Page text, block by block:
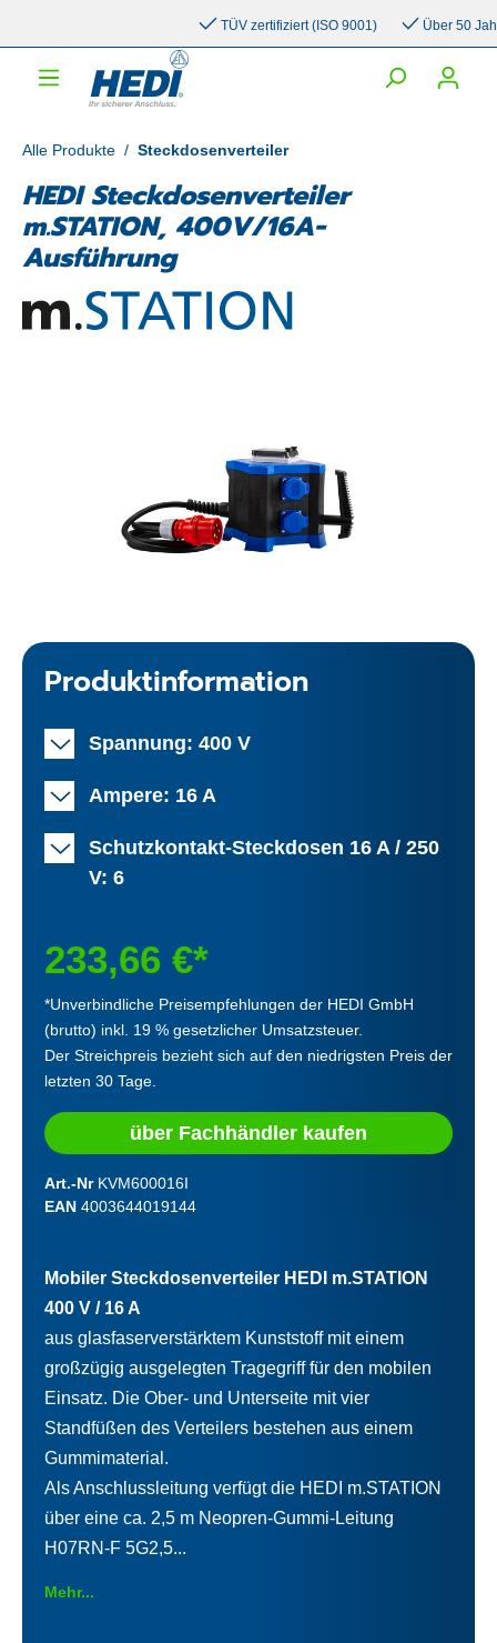
TÜV zertifiziert (ISO 9001) Über 50 Jahre
Alle Produkte / Steckdosenverteiler
HEDI Steckdosenverteiler
m.STATION, 400V/16A-
Ausführung
Produktinformation
Spannung: 400 V
Ampere: 16 A
Schutzkontakt-Steckdosen 16 A / 250
V: 6
233,66 €*
*Unverbindliche Preisempfehlungen der HEDI GmbH
(brutto) inkl. 19 % gesetzlicher Umsatzsteuer.
Der Streichpreis bezieht sich auf den niedrigsten Preis der
letzten 30 Tage.
über Fachhändler kaufen
Art.-Nr KVM600016I
EAN 4003644019144
Mobiler Steckdosenverteiler HEDI m.STATION
400 V / 16 A
aus glasfaserverstärktem Kunststoff mit einem
großzügig ausgelegten Tragegriff für den mobilen
Einsatz. Die Ober- und Unterseite mit vier
Standfüßen des Verteilers bestehen aus einem
Gummimaterial.
Als Anschlussleitung verfügt die HEDI m.STATION
über eine ca. 2,5 m Neopren-Gummi-Leitung
H07RN-F 5G2,5...
Mehr...